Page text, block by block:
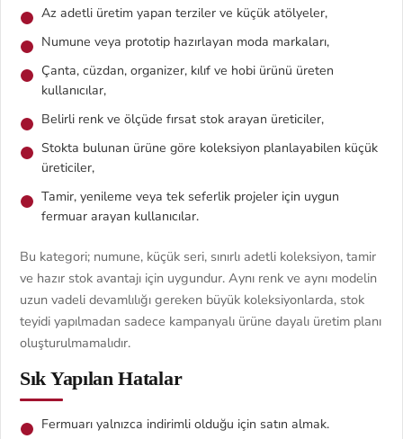
Az adetli üretim yapan terziler ve küçük atölyeler,
Numune veya prototip hazırlayan moda markaları,
Çanta, cüzdan, organizer, kılıf ve hobi ürünü üreten
kullanıcılar,
Belirli renk ve ölçüde fırsat stok arayan üreticiler,
Stokta bulunan ürüne göre koleksiyon planlayabilen küçük
üreticiler,
Tamir, yenileme veya tek seferlik projeler için uygun
fermuar arayan kullanıcılar.
Bu kategori; numune, küçük seri, sınırlı adetli koleksiyon, tamir
ve hazır stok avantajı için uygundur. Aynı renk ve aynı modelin
uzun vadeli devamlılığı gereken büyük koleksiyonlarda, stok
teyidi yapılmadan sadece kampanyalı ürüne dayalı üretim planı
oluşturulmamalıdır.
Sık Yapılan Hatalar
Fermuarı yalnızca indirimli olduğu için satın almak.